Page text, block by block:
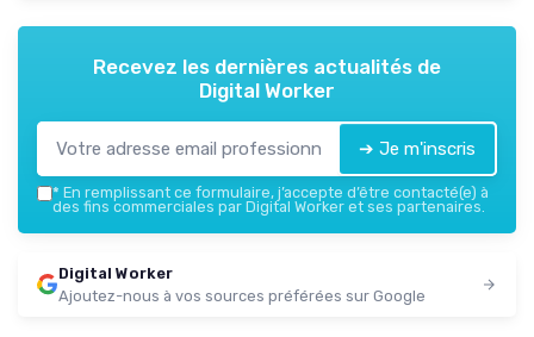
Recevez les dernières actualités de
Digital Worker
➔ Je m'inscris
* En remplissant ce formulaire, j’accepte d’être contacté(e) à
des fins commerciales par Digital Worker et ses partenaires.
Digital Worker
Ajoutez-nous à vos sources préférées sur Google